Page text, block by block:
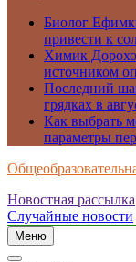
Биолог
привести к
Химик
источником
Последний
грядках в
Как выбрать
параметры
Новостная рассылка
Случайные новости
Меню